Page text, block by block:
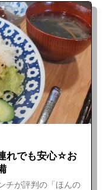
れでも安心☆お
チが評判の「ほんの